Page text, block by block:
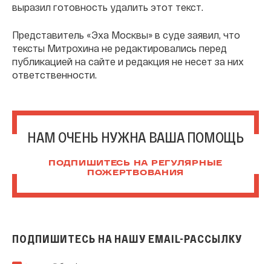
выразил готовность удалить этот текст.
Представитель «Эха Москвы» в суде заявил, что
тексты Митрохина не редактировались перед
публикацией на сайте и редакция не несет за них
ответственности.
НАМ ОЧЕНЬ НУЖНА ВАША ПОМОЩЬ
ПОДПИШИТЕСЬ НА РЕГУЛЯРНЫЕ
ПОЖЕРТВОВАНИЯ
ПОДПИШИТЕСЬ НА НАШУ EMAIL-РАССЫЛКУ